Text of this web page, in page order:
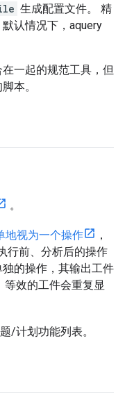
生成配置文件。 精
认情况下，aquery
一起的规范工具，但
本。
。
地视为一个操作
，
行前、分析后的操作
的操作，其输出工件
等效的工件会重复显
/计划功能列表。